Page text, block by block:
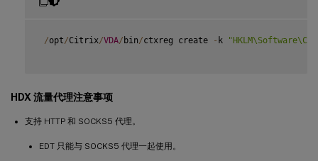
/opt/Citrix/VDA/ bin/ctxreg create - k
HDX 流量代理注意事项
支持 HTTP 和 SOCKS5 代理。
EDT 只能与 SOCKS5 代理一起使用。